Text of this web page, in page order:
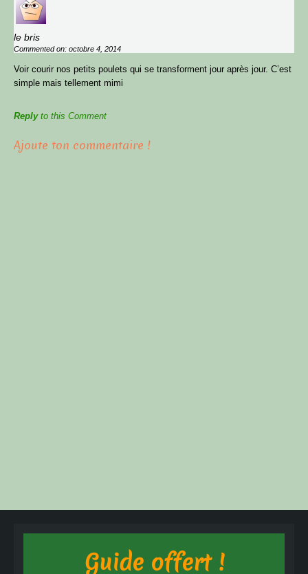
le bris
Commented on: octobre 4, 2014
Voir courir nos petits poulets qui se transforment jour après jour. C’est
simple mais tellement mimi
Replyto this Comment
Ajoute ton commentaire !
Guide offert !